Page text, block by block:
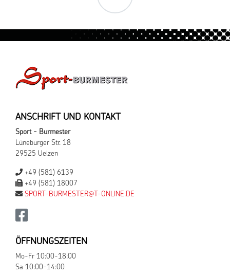
ANSCHRIFT UND KONTAKT
Sport - Burmester
Lüneburger Str. 18
29525 Uelzen
+49 (581) 6139
+49 (581) 18007
SPORT-BURMESTER@T-ONLINE.DE
ÖFFNUNGSZEITEN
Mo-Fr 10:00-18:00
Sa 10:00-14:00